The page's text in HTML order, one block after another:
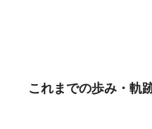
これまでの歩み・軌